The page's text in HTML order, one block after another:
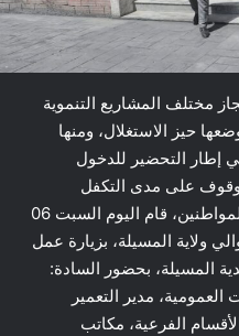
مختلف المشاريع التنموية
حيز الاستغلال، ومنها
إطار التحضير للدخول
2026-2027، والوقوف على مدى التكفل
بالاحتياجات المعبر عنها من طرف المواطنين، قام اليوم السبت 06
والي ولاية المسيلة، بزيارة عمل
المسيلة، بحضور السادة:
مدير التعمير
الفرعية، مكاتب